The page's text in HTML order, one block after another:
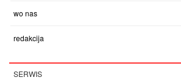
wo nas
redakcija
SERWIS